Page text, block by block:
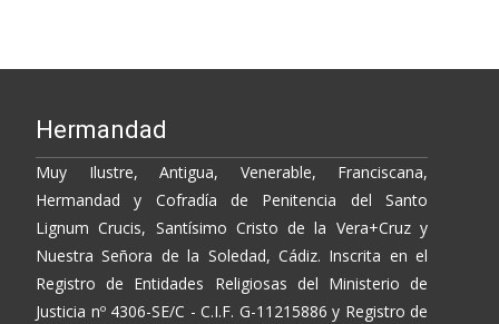
Hermandad
Muy Ilustre, Antigua, Venerable, Franciscana,
Hermandad y Cofradía de Penitencia del Santo
Lignum Crucis, Santísimo Cristo de la Vera+Cruz y
Nuestra Señora de la Soledad, Cádiz. Inscrita en el
Registro de Entidades Religiosas del Ministerio de
Justicia nº 4306-SE/C - C.I.F. G-11215886 y Registro de